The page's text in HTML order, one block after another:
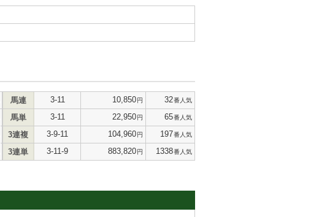
馬連 3-11 10,850円 32番人気
馬単 3-11 22,950円 65番人気
3連複 3-9-11 104,960円 197番人気
3連単 3-11-9 883,820円 1338番人気